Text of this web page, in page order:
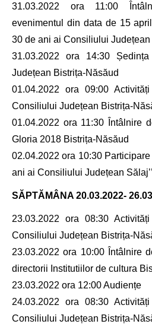
31.03.2022 ora 11:00
evenimentul din data de 15
30 de ani ai Consiliului Județean
31.03.2022 ora 14:30
Județean Bistrița-Năsăud
01.04.2022 ora 09:00
Consiliului Județean Bistrița-
01.04.2022 ora 11:30 Întâlnire
Gloria 2018 Bistrița-Năsăud
02.04.2022 ora 10:30 Participare
ani ai Consiliului Județean Sălaj’’
SĂPTĂMÂNA 20.03.2022-
23.03.2022 ora 08:30
Consiliului Județean Bistrița-
23.03.2022 ora 10:00 Întâlnire
directorii Institutiilor de cultura
23.03.2022 ora 12:00 Audiențe
24.03.2022 ora 08:30
Consiliului Județean Bistrița-